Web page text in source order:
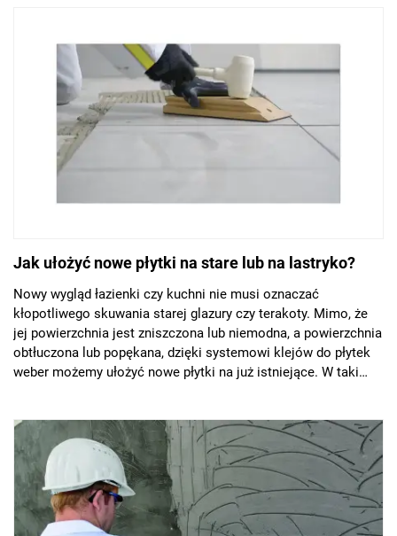
podczas tego typu prac jest zaprawa klejowa weber KS126.
Jak ułożyć nowe płytki na stare lub na lastryko?
Nowy wygląd łazienki czy kuchni nie musi oznaczać
kłopotliwego skuwania starej glazury czy terakoty. Mimo, że
jej powierzchnia jest zniszczona lub niemodna, a powierzchnia
obtłuczona lub popękana, dzięki systemowi klejów do płytek
weber możemy ułożyć nowe płytki na już istniejące. W taki